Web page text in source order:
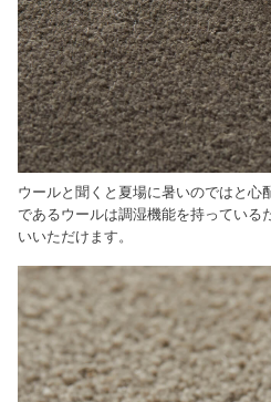
ウールと聞くと夏場に暑いのではと心
であるウールは調湿機能を持っている
いいただけます。